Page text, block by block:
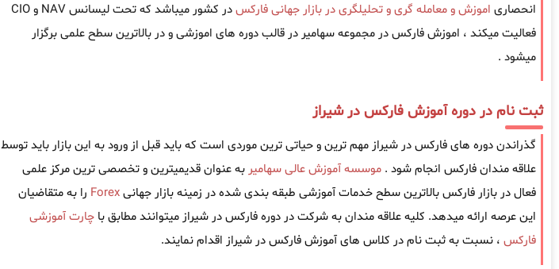
انحصاری اموزش و معامله گری و تحلیلگری در بازار جهانی فارکس
در کشور میباشد که تحت لیسانس NAV و CIO
فعالیت میکند ، اموزش فارکس در مجموعه سهامیر در قالب دوره های اموزشی و در بالاترین سطح علمی برگزار
میشود .
ثبت نام در دوره آموزش فارکس در شیراز
گذراندن دوره های فارکس در شیراز مهم ترین و حیاتی ترین موردی است که باید قبل از ورود به این بازار باید توسط
علاقه مندان فارکس انجام شود . موسسه آموزش عالی سهامیربه عنوان قدیمیترین و تخصصی ترین مرکز علمی
فعال در بازار فارکس بالاترین سطح خدمات آموزشی طبقه بندی شده در زمینه بازار جهانیForex را به متقاضیان
این عرصه ارائه میدهد. کلیه علاقه مندان به شرکت در دوره فارکس در شیراز میتوانند مطابق با چارت آموزشی
فارکس ، نسبت به ثبت نام در کلاس های آموزش فارکس در شیراز اقدام نمایند.